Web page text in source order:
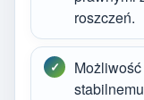
roszczeń.